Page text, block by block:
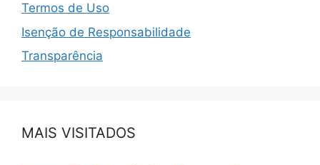
Termos de Uso
Isenção de Responsabilidade
Transparência
MAIS VISITADOS